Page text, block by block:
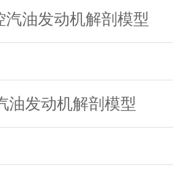
汽油发动机解剖模型
油发动机解剖模型